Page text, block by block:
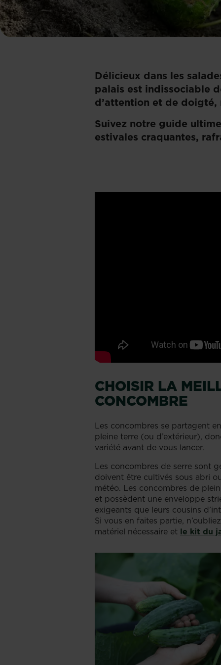
Délicieux dans les
palais est indissociable
d’attention et de doigté,
Suivez notre guide
estivales craquantes,
CHOISIR LA
CONCOMBRE
Les concombres se partagent
pleine terre (ou d’extérieur),
variété avant de vous lancer.
Les concombres de serre sont
doivent être cultivés sous abri
météo. Les concombres de
et possèdent une enveloppe
exigeants que leurs cousins
Si vous en faites partie,
matériel nécessaire et le kit du